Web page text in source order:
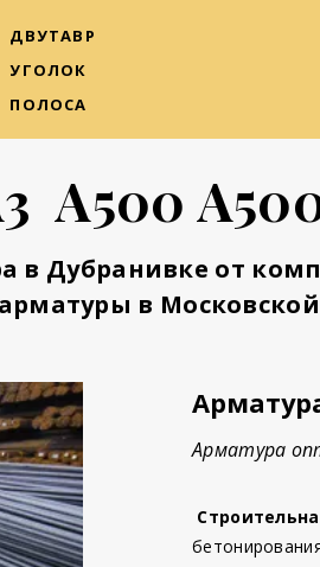
ДВУТАВР
УГОЛОК
ПОЛОСА
А500
в Дубранивке от
в
Арматура